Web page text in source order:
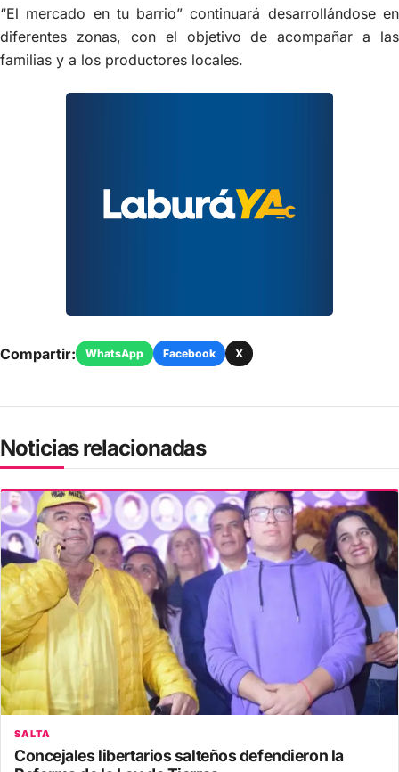
“El mercado en tu barrio” continuará desarrollándose en
diferentes zonas, con el objetivo de acompañar a las
familias y a los productores locales.
Compartir: WhatsApp Facebook X
Noticias relacionadas
SALTA
Concejales libertarios salteños defendieron la